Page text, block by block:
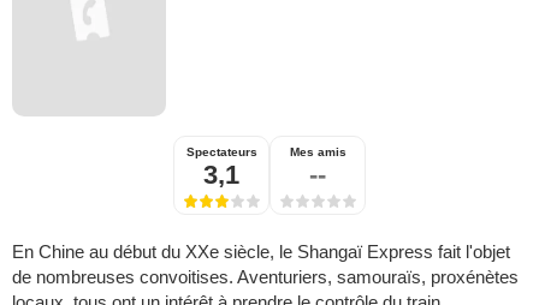
Spectateurs
3,1
Mes amis
--
En Chine au début du XXe siècle, le Shangaï Express fait l'objet
de nombreuses convoitises. Aventuriers, samouraïs, proxénètes